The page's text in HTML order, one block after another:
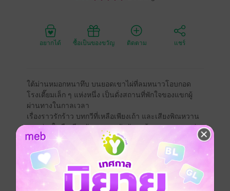
อยากได้ ซื้อเป็นของขวัญ ติดตาม แชร์
ใต้ม่านหมอกหนาทึบ บนยอดเขาไผ่ที่ลมหนาวโอบกอด
โรงเตี๊ยมเล็ก ๆ แห่งหนึ่ง เป็นดั่งสถานที่พักใจของแขกผู้
ผ่านทางในกาลเวลา
เรื่องราวรักร้าว บทกวีที่เหลือเพียงเถ้า และเสียงพิณหวาน
ลอยล่องในคืนเงียบงัน ทุกบรรทัดถักทอด้วยสายหมอกแห่ง
ความทรงจำ และความหวังที่ยังไม่เลือนหาย
เปิดประตูโรงเตี๊ยมนี้ แล้วปล่อยใจให้ล่องลอยในบทกวีที่
เศร้า ละเมียดละไม และงดงามเกินกว่าจะลืม เสียงพิณที่
ขาดสะบั้น ไม่อาจตัดขาดใจที่ยังคอยรอ ดั่งกลีบเหมยปลิว
ร่วงในลมหนาว แม้เลือนลาง แต่ยังคงรอผู้รับฟัง